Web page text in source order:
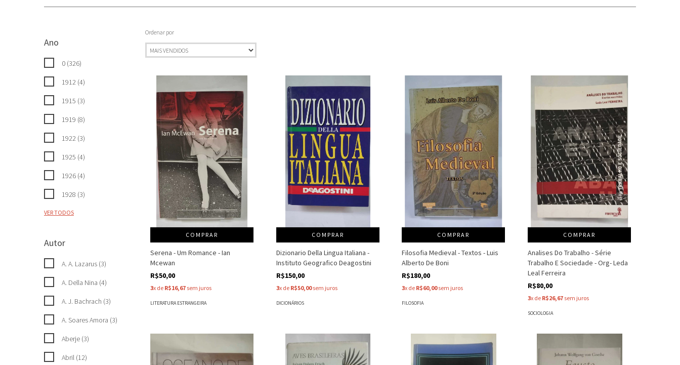
Ano
0 (326)
1912 (4)
1915 (3)
1919 (8)
1922 (3)
1925 (4)
1926 (4)
1928 (3)
VER TODOS
Autor
A. A. Lazarus (3)
A. Della Nina (4)
A. J. Bachrach (3)
A. Soares Amora (3)
Aberje (3)
Abril (12)
Ordenar por
COMPRAR
Serena - Um Romance - Ian
Mcewan
R$50,00
3x de R$16,67 sem juros
LITERATURA ESTRANGEIRA
COMPRAR
Dizionario Della Lingua Italiana -
Instituto Geografico Deagostini
R$150,00
3x de R$50,00sem juros
DICIONÁRIOS
COMPRAR
Filosofia Medieval - Textos - Luis
Alberto De Boni
R$180,00
3x de R$60,00sem juros
FILOSOFIA
COMPRAR
Analises Do Trabalho - Série
Trabalho E Sociedade - Org- Leda
Leal Ferreira
R$80,00
3x de R$26,67 sem juros
SOCIOLOGIA